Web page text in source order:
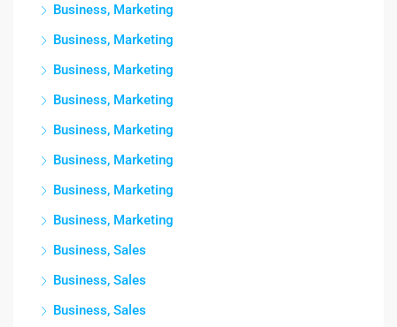
Business, Marketing
Business, Marketing
Business, Marketing
Business, Marketing
Business, Marketing
Business, Marketing
Business, Marketing
Business, Marketing
Business, Sales
Business, Sales
Business, Sales